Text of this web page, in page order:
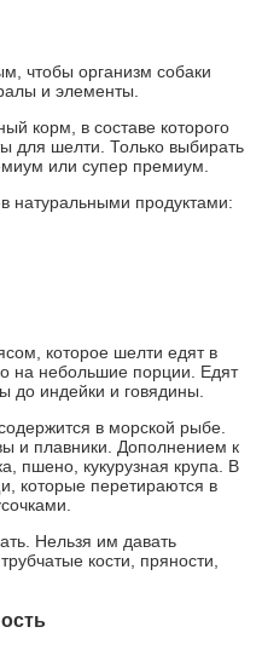
чтобы организм собаки
и элементы.
корм, в составе которого
для шелти. Только выбирать
или супер премиум.
натуральными продуктами:
которое шелти едят в
на небольшие порции. Едят
до индейки и говядины.
в морской рыбе.
и плавники. Дополнением к
пшено, кукурузная крупа. В
которые перетираются в
Нельзя им давать
кости, пряности,